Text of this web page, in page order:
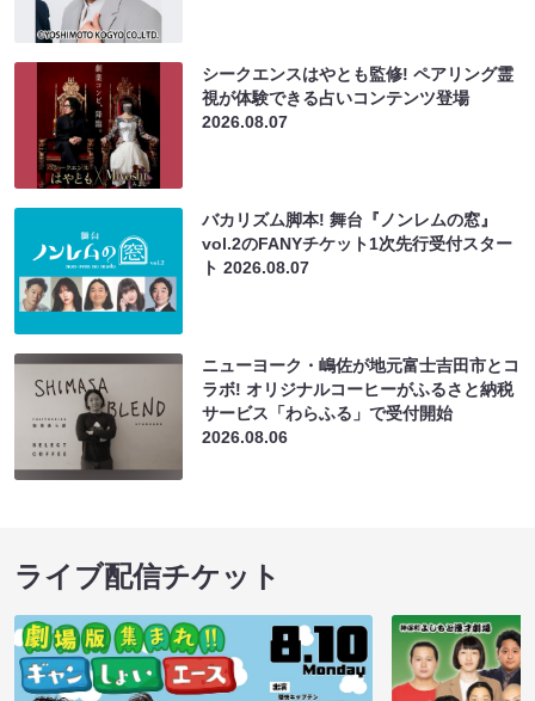
シークエンスはやとも監修! ペアリング霊
視が体験できる占いコンテンツ登場
2026.08.07
バカリズム脚本! 舞台『ノンレムの窓』
vol.2のFANYチケット1次先行受付スター
ト2026.08.07
ニューヨーク・嶋佐が地元富士吉田市とコ
ラボ! オリジナルコーヒーがふるさと納税
サービス「わらふる」で受付開始
2026.08.06
ライブ配信チケット